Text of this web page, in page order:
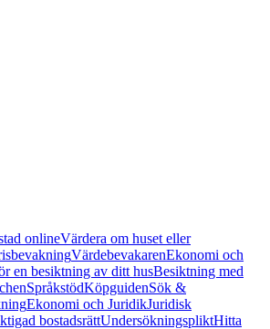
onlineVärdera om huset eller
VärdebevakarenEkonomi och
en besiktning av ditt husBesiktning med
SpråkstödKöpguidenSök &
Ekonomi och JuridikJuridisk
bostadsrättUndersökningspliktHitta